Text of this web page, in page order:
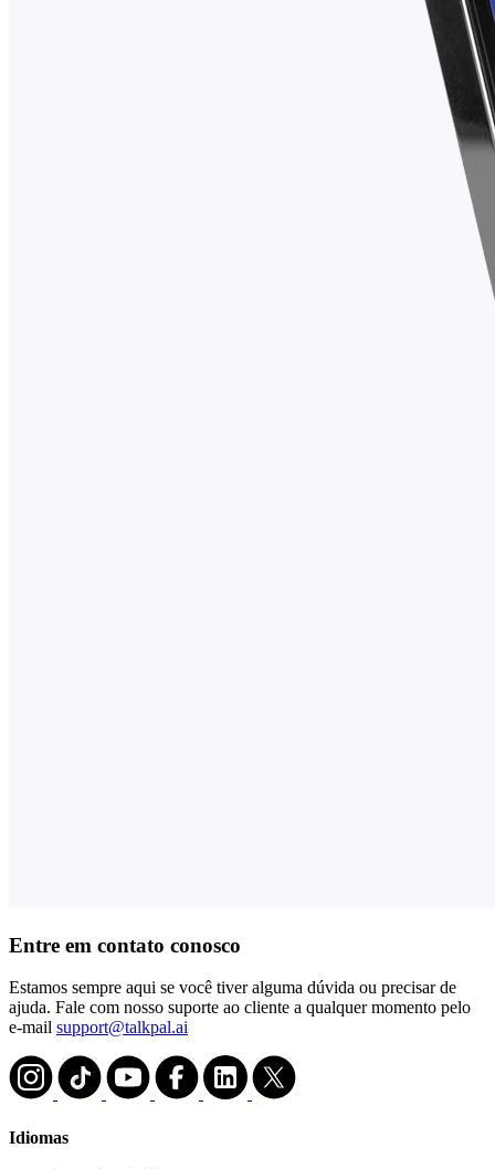
Entre em contato conosco
Estamos sempre aqui se você tiver alguma dúvida ou precisar de
ajuda. Fale com nosso suporte ao cliente a qualquer momento pelo
e-mail support@talkpal.ai
Idiomas